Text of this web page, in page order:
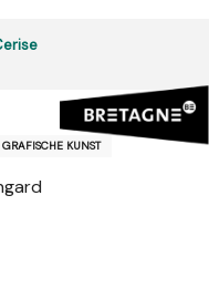
KUNST